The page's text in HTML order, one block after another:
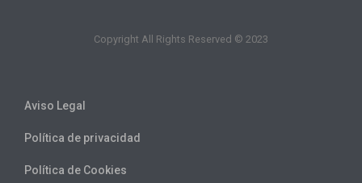
Copyright All Rights Reserved © 2023
Aviso Legal
Política de privacidad
Política de Cookies